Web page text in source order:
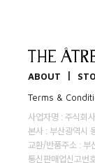
ABOUT
Terms &
사업자명 : 주식회
본사 : 부산광역시
교환/반품주소 :
통신판매업신고